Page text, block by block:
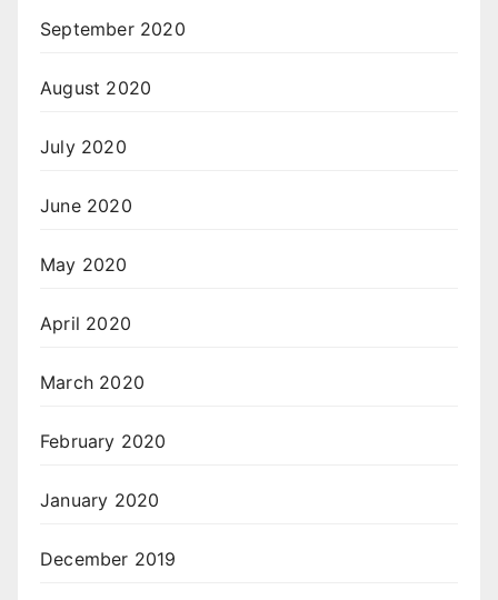
September 2020
August 2020
July 2020
June 2020
May 2020
April 2020
March 2020
February 2020
January 2020
December 2019